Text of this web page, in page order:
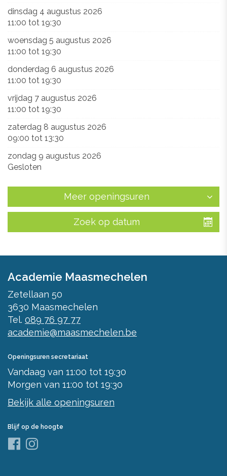
dinsdag 4 augustus 2026
11:00 tot 19:30
woensdag 5 augustus 2026
11:00 tot 19:30
donderdag 6 augustus 2026
11:00 tot 19:30
vrijdag 7 augustus 2026
11:00 tot 19:30
zaterdag 8 augustus 2026
09:00 tot 13:30
zondag 9 augustus 2026
Gesloten
Meer openingsuren
Zoek op datum
Academie Maasmechelen
Zetellaan 50
3630 Maasmechelen
Tel. 089 76 97 77
academie@maasmechelen.be
Openingsuren secretariaat
Vandaag van 11:00 tot 19:30
Morgen van 11:00 tot 19:30
Bekijk alle openingsuren
Blijf op de hoogte
Facebook
Instagram